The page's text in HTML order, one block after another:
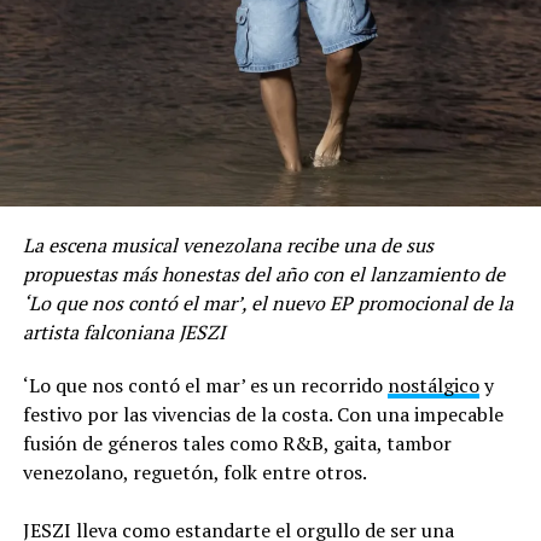
consolida una etapa de madurez artística, demostrando
versatilidad interpretativa y una sólida capacidad para
redefinir su propuesta estética dentro de la escena pop
y urbana internacional.
El álbum ya se encuentra disponible en todas las
plataformas de reproducción digital a nivel mundial.
Compartir
La escena musical venezolana recibe una de sus
propuestas más honestas del año con el lanzamiento de
‘Lo que nos contó el mar’, el nuevo EP promocional de la
artista falconiana JESZI
‘Lo que nos contó el mar’ es un recorrido nostálgicoy
festivo por las vivencias de la costa. Con una impecable
fusión de géneros tales como R&B, gaita, tambor
venezolano, reguetón, folk entre otros.
JESZI lleva como estandarte el orgullo de ser una